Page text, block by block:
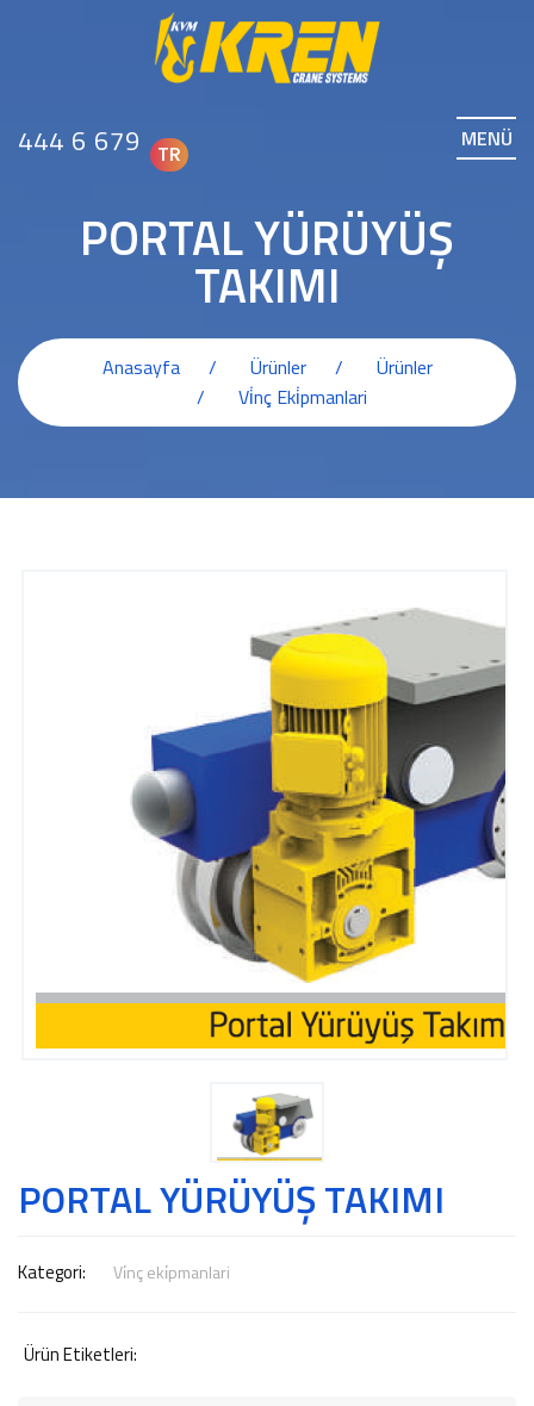
444 6 679 TR
MENÜ
PORTAL YÜRÜYÜŞ
TAKIMI
Anasayfa Ürünler
Ürünler
Vi̇nç Eki̇pmanlari
PORTAL YÜRÜYÜŞ TAKIMI
Kategori: Vi̇nç eki̇pmanlari
Ürün Etiketleri: